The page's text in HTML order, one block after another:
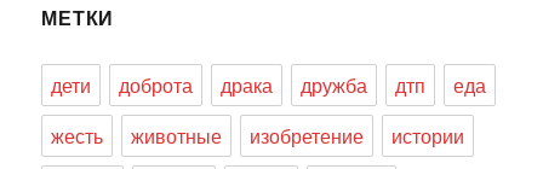
МЕТКИ
дети доброта драка дружба дтп
еда
жесть
животные изобретение
истории